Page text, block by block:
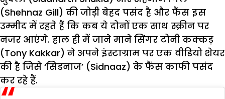
(Shehnaz Gill) की जोड़ी बेहद पसंद है और फैंस इस
उम्मीद में रहते हैं कि कब ये दोनों एक साथ स्क्रीन पर
नजर आएंगे. हाल ही में जाने माने सिंगर टोनी कक्कड़
(Tony Kakkar) ने अपने इंस्टाग्राम पर एक वीडियो शेयर
की है जिसे ‘सिडनाज’ (Sidnaaz) के फैंस काफी पसंद
कर रहे हैं.